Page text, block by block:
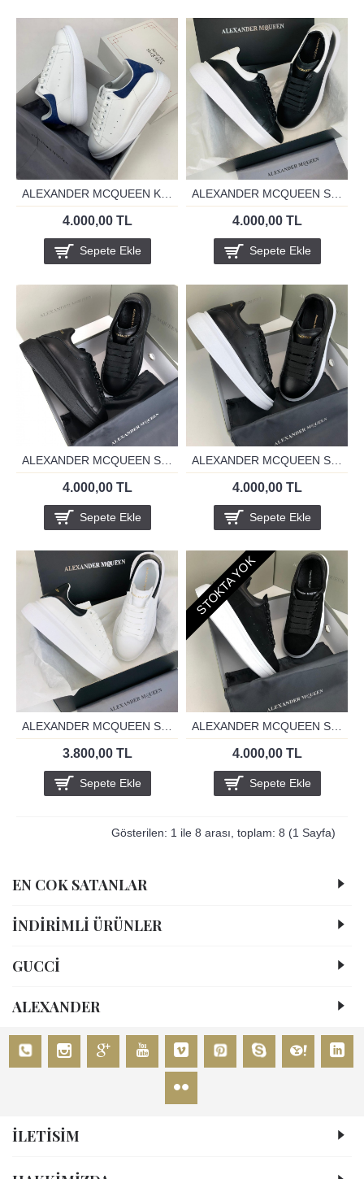
ALEXANDER MCQUEEN KOT MAVİSİ YENİ SEZON
4.000,00 TL
Sepete Ekle
ALEXANDER MCQUEEN SİYAH ARKASİ BEYAZ
4.000,00 TL
Sepete Ekle
4.000,00 TL
Sepete Ekle
4.000,00 TL
Sepete Ekle
3.800,00 TL
Sepete Ekle
STOKTA YOK
4.000,00 TL
Sepete Ekle
Gösterilen: 1 ile 8 arası, toplam: 8 (1 Sayfa)
EN COK SATANLAR
İNDİRİMLİ ÜRÜNLER
GUCCİ
ALEXANDER
İLETİSİM